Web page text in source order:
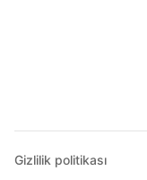
Gizlilik politikası